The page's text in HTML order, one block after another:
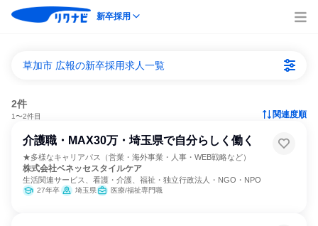
新卒採用
草加市 広報の新卒採用求人一覧
2件
1〜2件目 関連度順
介護職・MAX30万・埼玉県で自分らしく働く
★多様なキャリアパス（営業・海外事業・人事・WEB戦略など）
株式会社ベネッセスタイルケア
生活関連サービス、看護・介護、福祉・独立行政法人・NGO・NPO
27年卒 埼玉県 医療/福祉専門職